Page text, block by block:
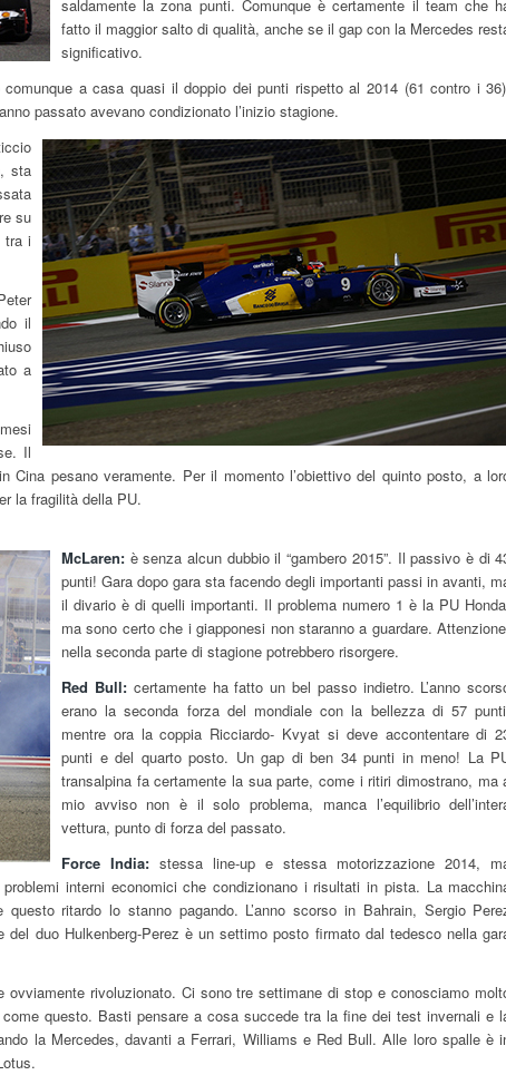
saldamente la zona punti. Comunque è certamente il team che
fatto il maggior salto di qualità, anche se il gap con la Mercedes
significativo.
a casa quasi il doppio dei punti rispetto al 2014 (61 contro i
passato avevano condizionato l’inizio stagione.
sta
su
tra i
il
a
Il
pesano veramente. Per il momento l’obiettivo del quinto posto, a
la fragilità della PU.
McLaren: è senza alcun dubbio il “gambero 2015”. Il passivo è di
punti! Gara dopo gara sta facendo degli importanti passi in avanti,
il divario è di quelli importanti. Il problema numero 1 è la PU
ma sono certo che i giapponesi non staranno a guardare.
nella seconda parte di stagione potrebbero risorgere.
Red Bull:certamente ha fatto un bel passo indietro. L’anno
erano la seconda forza del mondiale con la bellezza di 57
mentre ora la coppia Ricciardo- Kvyat si deve accontentare di
punti e del quarto posto. Un gap di ben 34 punti in meno! La
transalpina fa certamente la sua parte, come i ritiri dimostrano, ma
mio avviso non è il solo problema, manca l’equilibrio
vettura, punto di forza del passato.
Force India: stessa line-up e stessa motorizzazione 2014,
interni economici che condizionano i risultati in pista. La
ritardo lo stanno pagando. L’anno scorso in Bahrain, Sergio
duo Hulkenberg-Perez è un settimo posto firmato dal tedesco nella
rivoluzionato. Ci sono tre settimane di stop e conosciamo
questo. Basti pensare a cosa succede tra la fine dei test invernali e
la Mercedes, davanti a Ferrari, Williams e Red Bull. Alle loro spalle è